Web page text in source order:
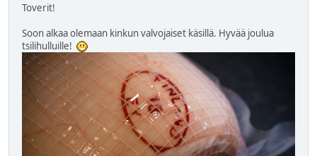
Toverit!
Soon alkaa olemaan kinkun valvojaiset käsillä. Hyvää joulua
tsilihulluille!